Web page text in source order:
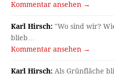
Kommentar ansehen →
Karl Hirsch: "Wo sind wir?
blieb…
Kommentar ansehen →
Karl Hirsch: Als Grünfläche